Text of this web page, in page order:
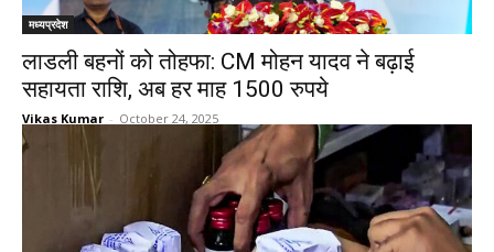
मध्यप्रदेश
लाडली बहनों को तोहफा: CM मोहन यादव ने बढ़ाई
सहायता राशि, अब हर माह 1500 रुपये
Vikas Kumar - October 24, 2025